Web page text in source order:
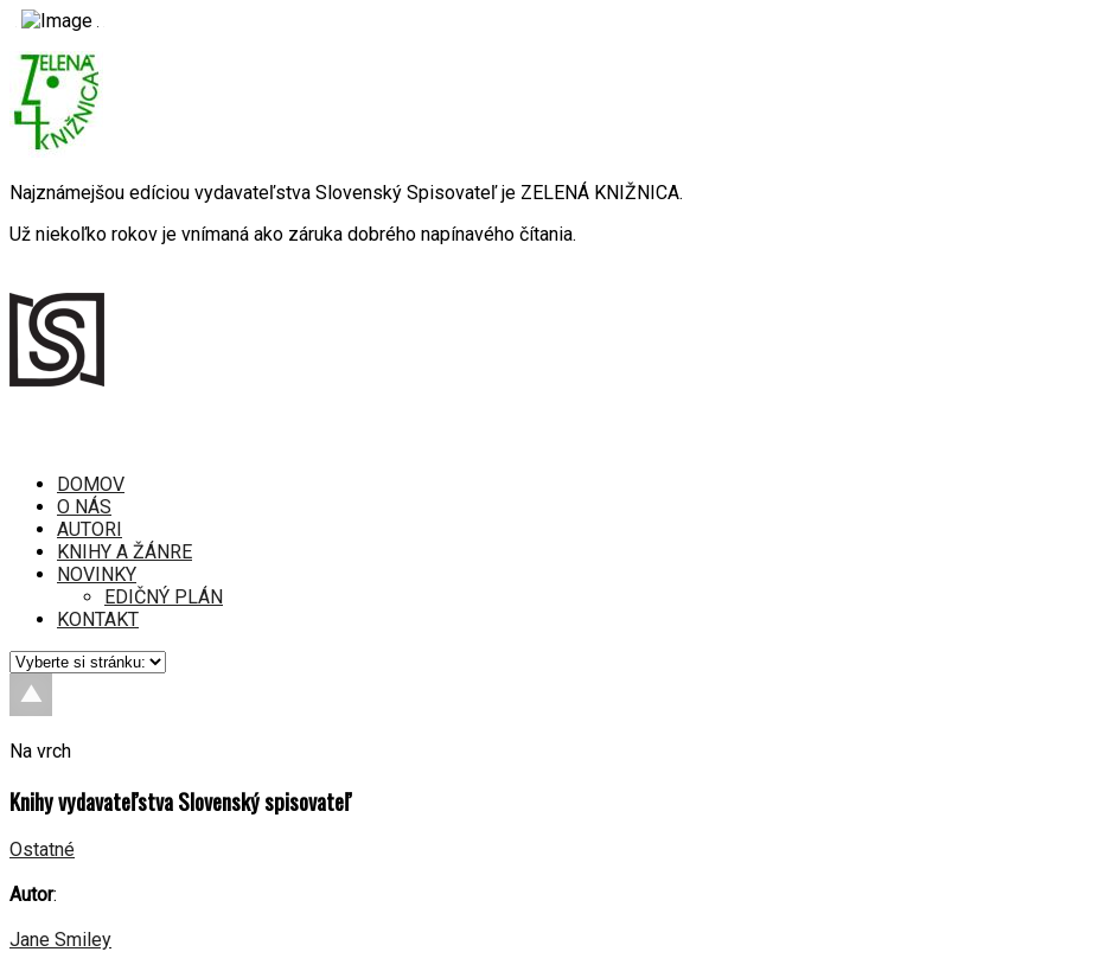
Najznámejšou edíciou vydavateľstva Slovenský Spisovateľ je ZELENÁ KNIŽNICA.
Už niekoľko rokov je vnímaná ako záruka dobrého napínavého čítania.
DOMOV
O NÁS
AUTORI
KNIHY A ŽÁNRE
NOVINKY
EDIČNÝ PLÁN
KONTAKT
Na vrch
Knihy vydavateľstva Slovenský spisovateľ
Ostatné
Autor:
Jane Smiley